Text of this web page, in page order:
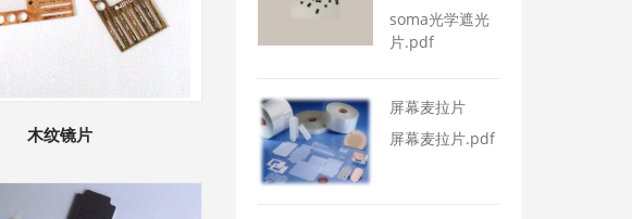
木纹镜片
soma光学遮光
片.pdf
屏幕麦拉片
屏幕麦拉片.pdf